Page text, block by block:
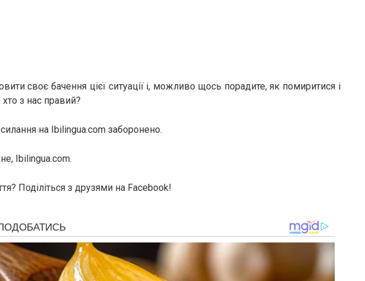
своє бачення цієї ситуації і, можливо щось порадите, як помиритися і
з нас правий?
на Ibilingua.com заборонено.
Ibilingua.com.
Поділіться з друзями на Facebook!